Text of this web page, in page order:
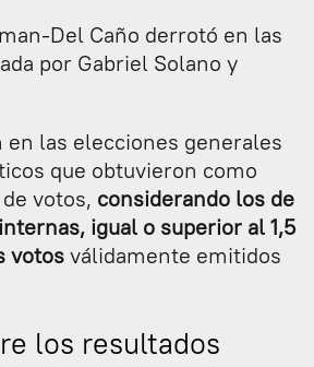
Del Caño derrotó en las
por Gabriel Solano y
en las elecciones generales
que obtuvieron como
votos, considerando los de
igual o superior al 1,5
votos válidamente emitidos
los resultados